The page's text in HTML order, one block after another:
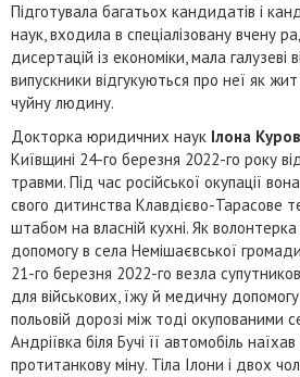
Підготувала багатьох кандидатів і
наук, входила в спеціалізовану вчену
дисертацій із економіки, мала галузеві
випускники відгукуються про неї як
чуйну людину.
Докторка юридичних наук Ілона
Київщині 24-го березня 2022-го року
травми. Під час російської окупації
свого дитинства Клавдієво-Тарасове
штабом на власній кухні. Як
допомогу в села Немішаєвської
21-го березня 2022-го везла
для військових, їжу й медичну
польовій дорозі між тоді
Андріївка біля Бучі її автомобіль
протитанкову міну. Тіла Ілони і двох